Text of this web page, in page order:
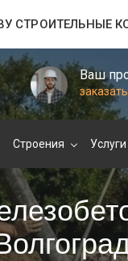
СТРОИТЕЛЬНЫЕ
Ваш
Строения Услуги